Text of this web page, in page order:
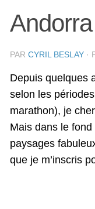
PAR CYRIL BESLAY ·
Depuis quelques
selon les
marathon), je
Mais dans le
paysages
que je m’inscris